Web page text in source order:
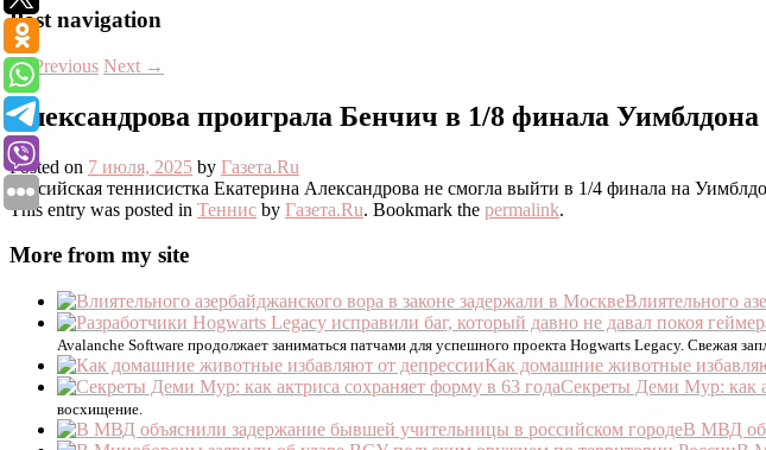
Post navigation
←Previous Next →
Александрова проиграла Бенчич в 1/8 финала Уимблдона
Posted on 7 июля, 2025 by Газета.Ru
Российская теннисистка Екатерина Александрова не смогла выйти в 1/4 финала на
This entry was posted in Теннис by Газета.Ru. Bookmark the permalink.
More from my site
Влиятельного
Avalanche Software продолжает заниматься патчами для успешного проекта Hogwarts Legacy. Свежая
Как домашние животные
Секреты Деми Мур: как
восхищение.
В МВД